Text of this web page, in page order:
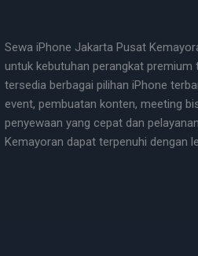
Sewa iPhone Jakarta Pusat
untuk kebutuhan perangkat premium
tersedia berbagai pilihan iPhone
event, pembuatan konten, meeting
penyewaan yang cepat dan
Kemayoran dapat terpenuhi dengan